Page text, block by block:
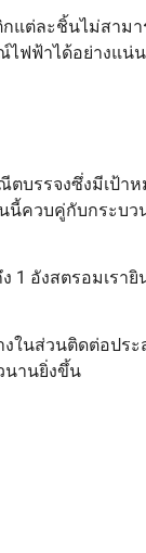
ต่ละชิ้นไม่สาม
ฟฟ้าได้อย่างแน่
รรจงซึ่งมีเป้า
วบคู่กับกระบว
1 อังสตรอมเร
นส่วนติดต่อปร
นานยิ่งขึ้น